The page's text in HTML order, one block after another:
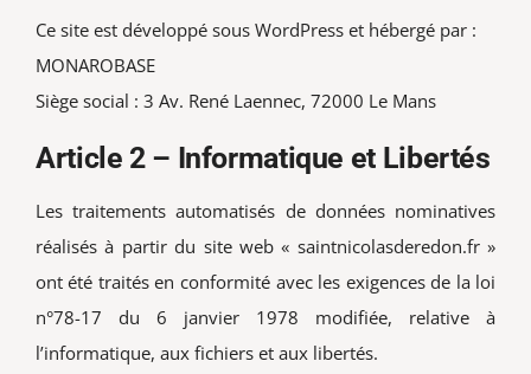
Ce site est développé sous WordPress et hébergé par :
MONAROBASE
Siège social : 3 Av. René Laennec, 72000 Le Mans
Article 2 – Informatique et Libertés
Les traitements automatisés de données nominatives
réalisés à partir du site web « saintnicolasderedon.fr »
ont été traités en conformité avec les exigences de la loi
n°78-17 du 6 janvier 1978 modifiée, relative à
l’informatique, aux fichiers et aux libertés.